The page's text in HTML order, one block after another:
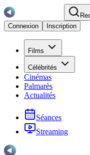
Connexion
Inscription
Films
Célébrités
Cinémas
Palmarès
Actualités
Séances
Streaming